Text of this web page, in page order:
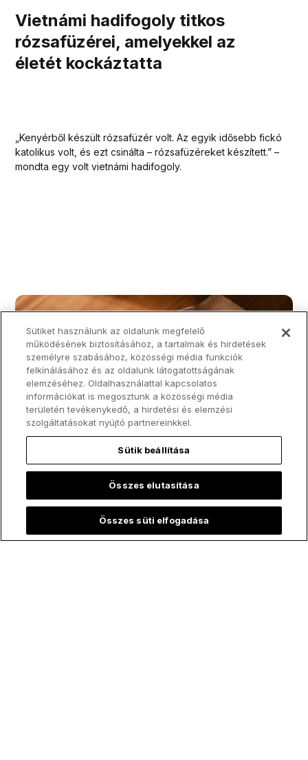
Vietnámi hadifogoly titkos
rózsafüzérei, amelyekkel az
életét kockáztatta
„Kenyérből készült rózsafüzér volt. Az egyik idősebb fickó
katolikus volt, és ezt csinálta – rózsafüzéreket készített.” –
mondta egy volt vietnámi hadifogoly.
Sütiket használunk az oldalunk megfelelő
működésének biztosításához, a tartalmak és hirdetések
személyre szabásához, közösségi média funkciók
felkínálásához és az oldalunk látogatottságának
elemzéséhez. Oldalhasználattal kapcsolatos
információkat is megosztunk a közösségi média
területén tevékenykedő, a hirdetési és elemzési
szolgáltatásokat nyújtó partnereinkkel.
Sütik beállítása
Összes elutasítása
Összes süti elfogadása